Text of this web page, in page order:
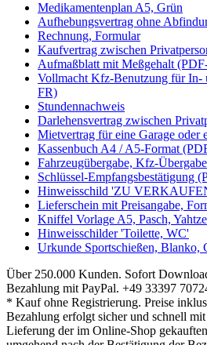
Medikamentenplan A5, Grün
Aufhebungsvertrag ohne
Rechnung, Formular
Kaufvertrag zwischen
Aufmaßblatt mit Meßgehalt
Vollmacht Kfz-Benutzung für In-
FR)
Stundennachweis
Darlehensvertrag zwischen
Mietvertrag für eine Garage oder
Kassenbuch A4 / A5-Format
Fahrzeugübergabe, Kfz-
Schlüssel-Empfangsbestätigung
Hinweisschild 'ZU
Lieferschein mit Preisangabe,
Kniffel Vorlage A5, Pasch,
Hinweisschilder 'Toilette, WC'
Urkunde Sportschießen, Blanko,
Über 250.000 Kunden. Sofort
Bezahlung mit PayPal. +49 33397
* Kauf ohne Registrierung. Preise
Bezahlung erfolgt sicher und schnell
Lieferung der im Online-Shop